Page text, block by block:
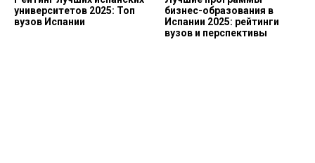
университетов 2025: Топ
вузов Испании
бизнес-образования в
Испании 2025: рейтинги
вузов и перспективы